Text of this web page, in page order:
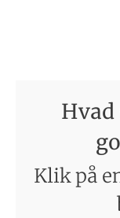
Hvad
Klik på